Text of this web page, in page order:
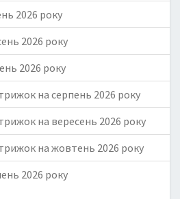
2026 року
2026 року
2026 року
на серпень 2026 року
на вересень 2026 року
на жовтень 2026 року
2026 року